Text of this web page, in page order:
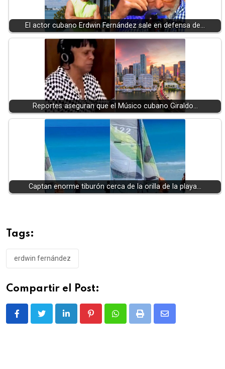
El actor cubano Erdwin Fernández sale en defensa de…
Reportes aseguran que el Músico cubano Giraldo…
Captan enorme tiburón cerca de la orilla de la playa…
Tags:
erdwin fernández
Compartir el Post:
LinkedIn PinterestWhatsappPrint
Share